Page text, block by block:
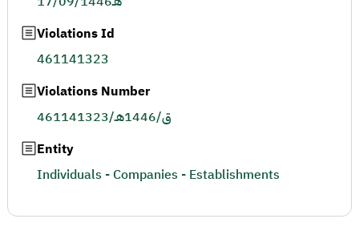
Violations Id
461141323
Violations Number
461141323/ق/1446هـ
Entity
Individuals - Companies - Establishments